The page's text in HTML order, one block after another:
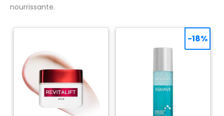
nourrissante.
-18%